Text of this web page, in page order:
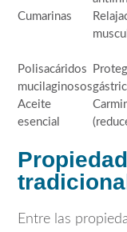
Cumarinas
Polisacáridos
mucilaginosos
Aceite
esencial
Entre las